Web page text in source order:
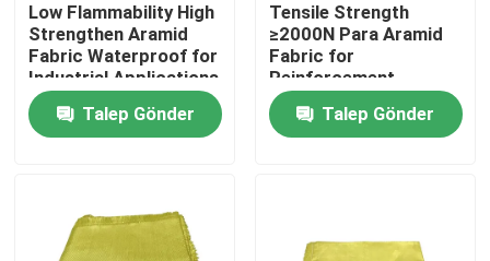
Ev
videolar
Low Flammability High
Strengthen Aramid
Fabric Waterproof for
Industrial Applications
Talep Gönder
Tensile Strength
≥2000N Para Aramid
Fabric for
Reinforcement
Materials Conventional
PatternTalep Gönder